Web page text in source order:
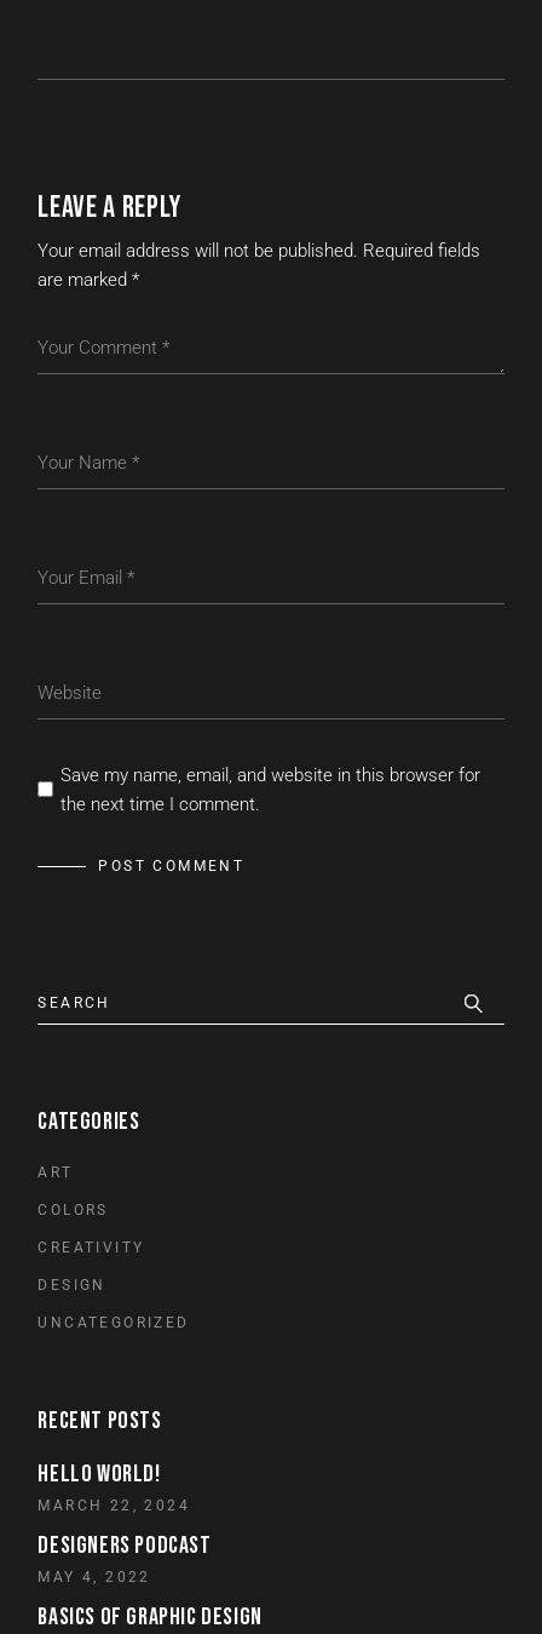
LEAVE A REPLY
Your email address will not be published. Required fields
are marked*
Save my name, email, and website in this browser for
the next time I comment.
POST COMMENT
CATEGORIES
ART
COLORS
CREATIVITY
DESIGN
UNCATEGORIZED
RECENT POSTS
HELLO WORLD!
MARCH 22, 2024
DESIGNERS PODCAST
MAY 4, 2022
BASICS OF GRAPHIC DESIGN